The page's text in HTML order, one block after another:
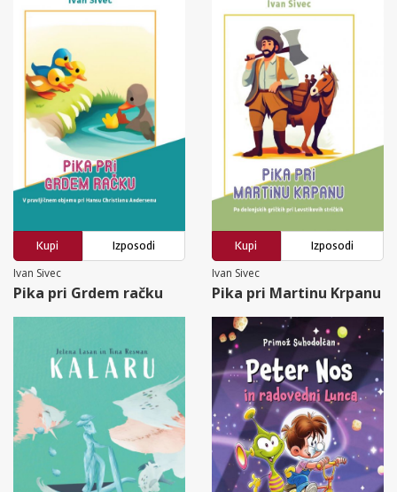
Kupi
Izposodi
Ivan Sivec
Pika pri Grdem račku
Kupi
Izposodi
Ivan Sivec
Pika pri Martinu Krpanu